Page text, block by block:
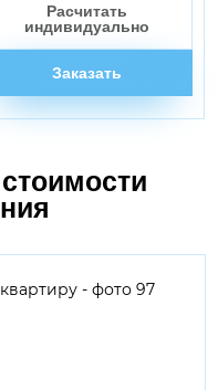
Заказать
Расчитать
индивидуально